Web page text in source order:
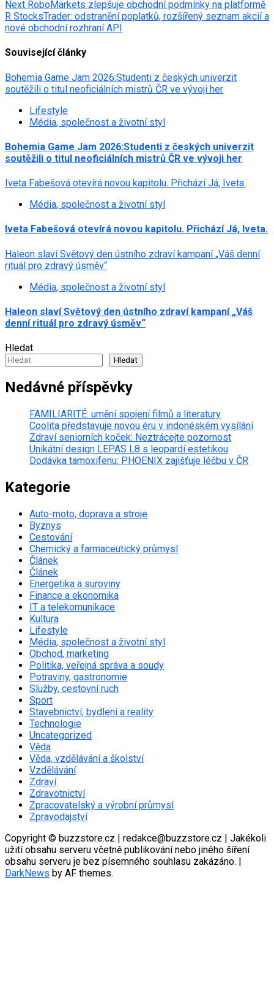
Next RoboMarkets zlepšuje obchodní podmínky na platformě
R StocksTrader: odstranění poplatků, rozšířený seznam akcií a
nové obchodní rozhraní API
Související články
Bohemia Game Jam 2026:Studenti z českých univerzit
soutěžili o titul neoficiálních mistrů ČR ve vývoji her
Lifestyle
Média, společnost a životní styl
Bohemia Game Jam 2026:Studenti z českých univerzit
soutěžili o titul neoficiálních mistrů ČR ve vývoji her
Iveta Fabešová otevírá novou kapitolu. Přichází Já, Iveta.
Média, společnost a životní styl
Iveta Fabešová otevírá novou kapitolu. Přichází Já, Iveta.
Haleon slaví Světový den ústního zdraví kampaní „Váš denní
rituál pro zdravý úsměv“
Média, společnost a životní styl
Haleon slaví Světový den ústního zdraví kampaní „Váš
denní rituál pro zdravý úsměv“
Hledat
Hledat
Nedávné příspěvky
FAMILIARITÉ: umění spojení filmů a literatury
Coolita představuje novou éru v indonéském vysílání
Zdraví seniorních koček: Neztrácejte pozornost
Unikátní design LEPAS L8 s leopardí estetikou
Dodávka tamoxifenu: PHOENIX zajišťuje léčbu v ČR
Kategorie
Auto-moto, doprava a stroje
Byznys
Cestování
Chemický a farmaceutický průmysl
Článek
Článek
Energetika a suroviny
Finance a ekonomika
IT a telekomunikace
Kultura
Lifestyle
Média, společnost a životní styl
Obchod, marketing
Politika, veřejná správa a soudy
Potraviny, gastronomie
Služby, cestovní ruch
Sport
Stavebnictví, bydlení a reality
Technologie
Uncategorized
Věda
Věda, vzdělávání a školství
Vzdělávání
Zdraví
Zdravotnictví
Zpracovatelský a výrobní průmysl
Zpravodajství
Copyright © buzzstore.cz | redakce@buzzstore.cz | Jakékoli
užití obsahu serveru včetně publikování nebo jiného šíření
obsahu serveru je bez písemného souhlasu zakázáno. |
DarkNews by AF themes.